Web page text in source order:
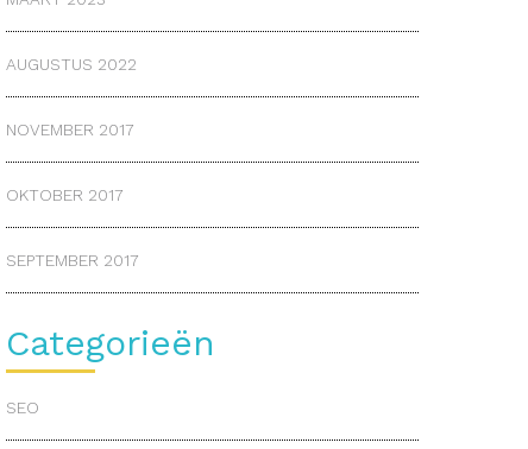
AUGUSTUS 2022
NOVEMBER 2017
OKTOBER 2017
SEPTEMBER 2017
Categorieën
SEO